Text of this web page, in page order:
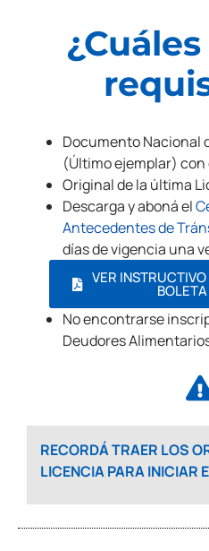
Documento Nacional
(Último ejemplar)
Original de la última
Descarga y aboná el
Antecedentes de
días de vigencia una
VER
No encontrarse
Deudores
RECORDÁ TRAER LOS
LICENCIA PARA INICIAR